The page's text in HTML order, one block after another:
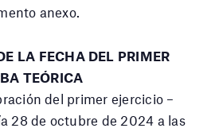
anexo.
LA FECHA DEL PRIMER
TEÓRICA
del primer ejercicio –
28 de octubre de 2024 a las